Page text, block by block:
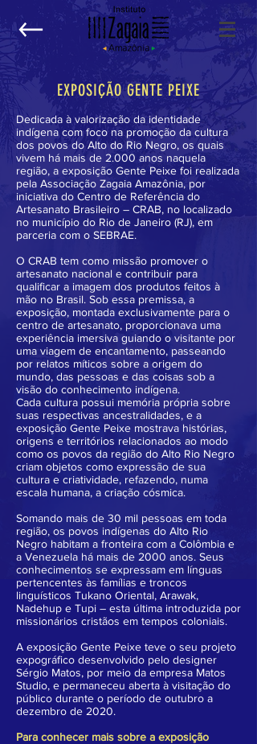
EXPOSIÇÃO GENTE PEIXE
Dedicada à valorização da identidade
indígena com foco na promoção da cultura
dos povos do Alto do Rio Negro, os quais
vivem há mais de 2.000 anos naquela
região, a exposição Gente Peixe foi realizada
pela Associação Zagaia Amazônia, por
iniciativa do Centro de Referência do
Artesanato Brasileiro – CRAB, no localizado
no município do Rio de Janeiro (RJ), em
parceria com o SEBRAE.
O CRAB tem como missão promover o
artesanato nacional e contribuir para
qualificar a imagem dos produtos feitos à
mão no Brasil. Sob essa premissa, a
exposição, montada exclusivamente para o
centro de artesanato, proporcionava uma
experiência imersiva guiando o visitante por
uma viagem de encantamento, passeando
por relatos míticos sobre a origem do
mundo, das pessoas e das coisas sob a
visão do conhecimento indígena.
Cada cultura possui memória própria sobre
suas respectivas ancestralidades, e a
exposição Gente Peixe mostrava histórias,
origens e territórios relacionados ao modo
como os povos da região do Alto Rio Negro
criam objetos como expressão de sua
cultura e criatividade, refazendo, numa
escala humana, a criação cósmica.
Somando mais de 30 mil pessoas em toda
região, os povos indígenas do Alto Rio
Negro habitam a fronteira com a Colômbia e
a Venezuela há mais de 2000 anos. Seus
conhecimentos se expressam em línguas
pertencentes às famílias e troncos
linguísticos Tukano Oriental, Arawak,
Nadehup e Tupi – esta última introduzida por
missionários cristãos em tempos coloniais.
A exposição Gente Peixe teve o seu projeto
expográfico desenvolvido pelo designer
Sérgio Matos, por meio da empresa Matos
Studio, e permaneceu aberta à visitação do
público durante o período de outubro a
dezembro de 2020.
Para conhecer mais sobre a exposição